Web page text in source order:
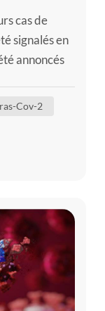
cas de
signalés en
annoncés
Cov-2